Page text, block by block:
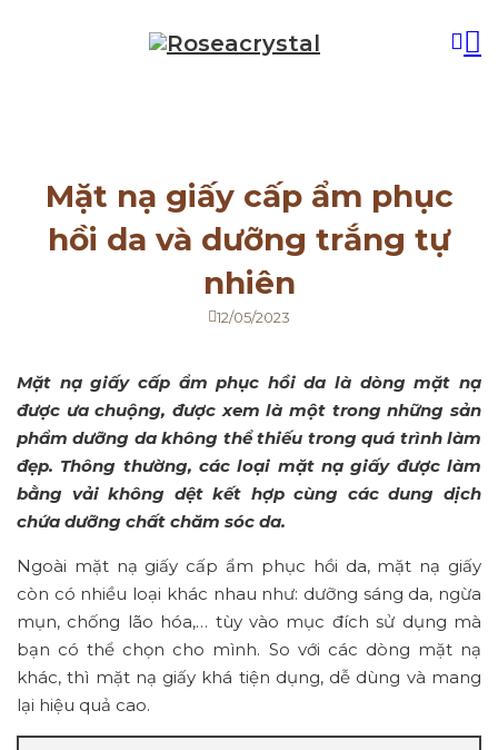
Mặt nạ giấy cấp ẩm phục
hồi da và dưỡng trắng tự
nhiên
12/05/2023
Mặt nạ giấy cấp ẩm phục hồi da là dòng mặt nạ
được ưa chuộng, được xem là một trong những sản
phẩm dưỡng da không thể thiếu trong quá trình làm
đẹp. Thông thường, các loại mặt nạ giấy được làm
bằng vải không dệt kết hợp cùng các dung dịch
chứa dưỡng chất chăm sóc da.
Ngoài mặt nạ giấy cấp ẩm phục hồi da, mặt nạ giấy
còn có nhiều loại khác nhau như: dưỡng sáng da, ngừa
mụn, chống lão hóa,… tùy vào mục đích sử dụng mà
bạn có thể chọn cho mình. So với các dòng mặt nạ
khác, thì mặt nạ giấy khá tiện dụng, dễ dùng và mang
lại hiệu quả cao.